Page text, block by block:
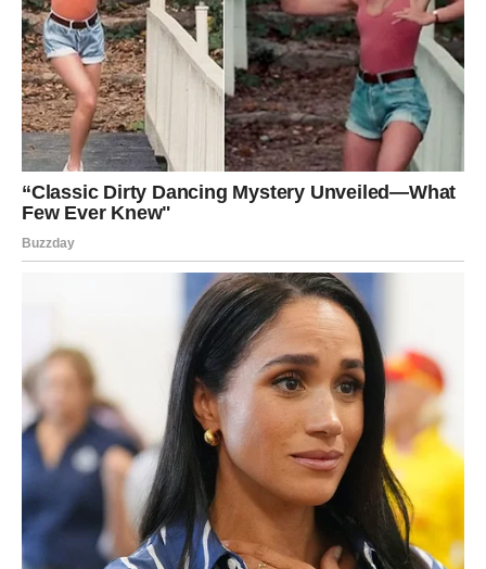
može da te prati i kada se emocije prodube. Prvog dana
ideš na osmeh i šalu, drugog dana dolazi kontakt koji te
raduje, dok trećeg dana osećaš potrebu da kažeš iskreno
šta osećaš, bez igranja.
Zauzeti:unesite više igre i izlazaka – to vam vraća
bliskost.
Slobodni:nova simpatija kroz društvo, poruku ili poziv.
JARAC
Jarčevi u naredna tri dana imaju ozbiljan ljubavni ton:
želiš stabilnost, poštovanje i partnera koji ne beži od
odgovornosti, a ne nekoga ko obećava danas, a sutra
nestane. Prvog dana razmišljaš o budućnosti, drugog
dana dolazi razgovor koji može učvrstiti odnos, dok
trećeg dana osećaš sigurnost i mir – znak da si na pravom
putu.
Zauzeti:
idealno za dogovor i planove, čak i ako su mali –
oni grade odnos.